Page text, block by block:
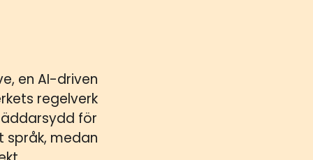
en AI-driven
regelverk
för
språk, medan